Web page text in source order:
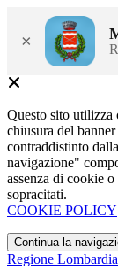
×
Questo sito utilizza
chiusura del
contraddistinto
navigazione"
assenza di cookie
sopracitati.
COOKIE POLICY
Continua la
Regione Lombardia